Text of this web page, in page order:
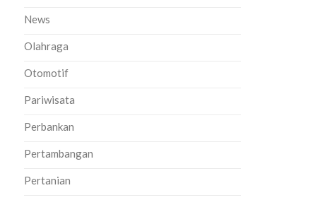
News
Olahraga
Otomotif
Pariwisata
Perbankan
Pertambangan
Pertanian